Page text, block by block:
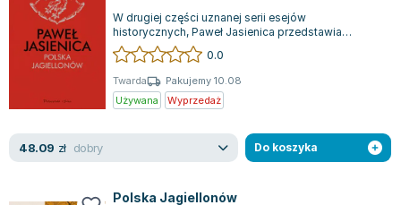
W drugiej części uznanej serii esejów
historycznych, Paweł Jasienica przedstawia
historię dynastii Jagiellonów, która w drugiej po...
0.0
Twarda
Pakujemy 10.08
Używana
Wyprzedaż
48.09 zł dobry Do koszyka
Polska Jagiellonów